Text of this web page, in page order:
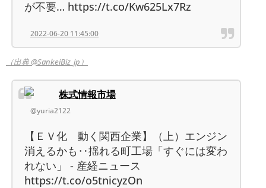
が不要… https://t.co/Kw625Lx7Rz
2022-06-20 11:45:00
（出典 @SankeiBiz_jp）
株式情報市場
@yuria2122
【ＥＶ化 動く関西企業】（上）エンジン
消えるかも‥揺れる町工場「すぐには変わ
れない」 - 産経ニュース
https://t.co/o5tnicyzOn